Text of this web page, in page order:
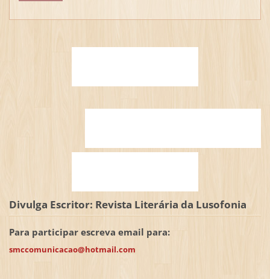
Divulga Escritor: Revista Literária da Lusofonia
Para participar escreva email para:
smccomunicacao@hotmail.com